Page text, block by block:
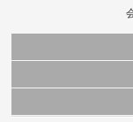
当サイトで公開されてい
これらの情報を権利者の
当サイトに掲載している